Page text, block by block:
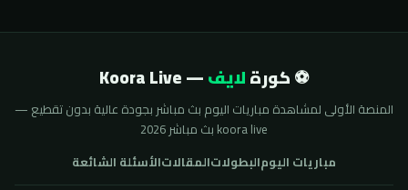
⚽ كورةلايف— Koora Live
المنصة الأولى لمشاهدة مباريات اليوم بث مباشر بجودة عالية بدون تقطيع —
koora live بث مباشر 2026
مباريات اليومالبطولاتالمقالاتالأسئلة الشائعة